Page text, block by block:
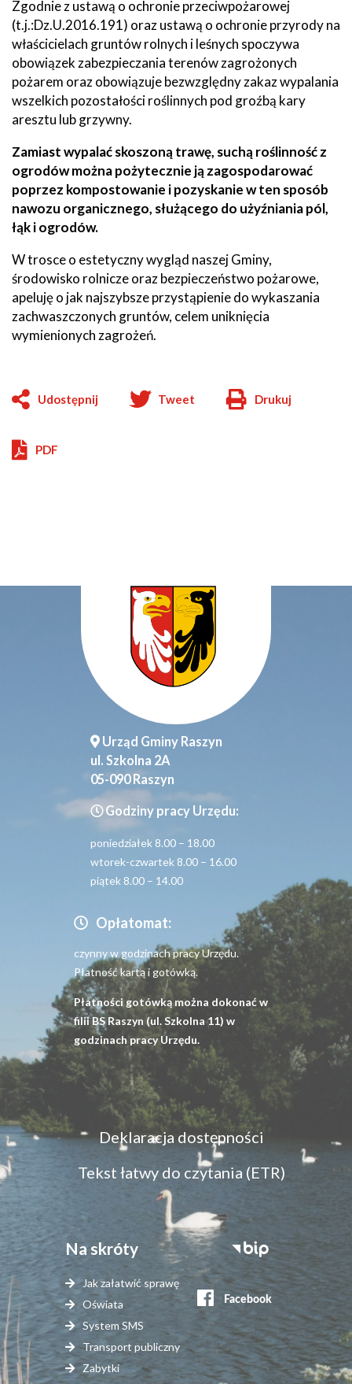
Zgodnie z ustawą o ochronie przeciwpożarowej
(t.j.:Dz.U.2016.191) oraz ustawą o ochronie przyrody na
właścicielach gruntów rolnych i leśnych spoczywa
obowiązek zabezpieczania terenów zagrożonych
pożarem oraz obowiązuje bezwzględny zakaz wypalania
wszelkich pozostałości roślinnych pod groźbą kary
aresztu lub grzywny.
Zamiast wypalać skoszoną trawę, suchą roślinność z
ogrodów można pożytecznie ją zagospodarować
poprzez kompostowanie i pozyskanie w ten sposób
nawozu organicznego, służącego do użyźniania pól,
łąk i ogrodów.
W trosce o estetyczny wygląd naszej Gminy,
środowisko rolnicze oraz bezpieczeństwo pożarowe,
apeluję o jak najszybsze przystąpienie do wykaszania
zachwaszczonych gruntów, celem uniknięcia
wymienionych zagrożeń.
Udostępnij Tweet
Will
Drukuj
PDF
Urząd Gminy Raszyn
ul. Szkolna 2A
05-090 Raszyn
Godziny pracy Urzędu:
poniedziałek 8.00 – 18.00
wtorek-czwartek 8.00 – 16.00
piątek 8.00 – 14.00
Opłatomat:
czynny w godzinach pracy Urzędu.
Płatność kartą i gotówką.
Płatności gotówką można dokonać w
filii BS Raszyn (ul. Szkolna 11) w
godzinach pracy Urzędu.
Menu
dostępność
Deklaracja dostępności
Tekst łatwy do czytania (ETR)
Na skróty
Jak załatwić sprawę
Oświata
System SMS
Transport publiczny
Zabytki
Stopka
serwisy
zewnętrzne